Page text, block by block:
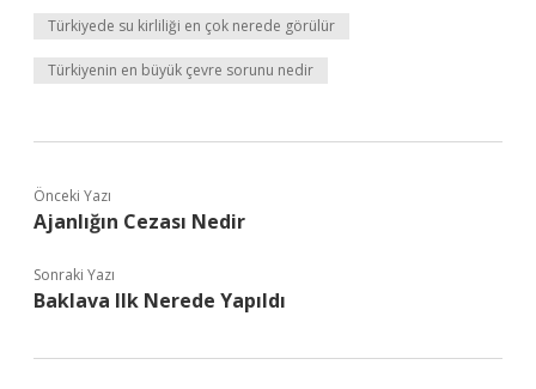
Türkiyede su kirliliği en çok nerede görülür
Türkiyenin en büyük çevre sorunu nedir
Önceki Yazı
Ajanlığın Cezası Nedir
Sonraki Yazı
Baklava Ilk Nerede Yapıldı